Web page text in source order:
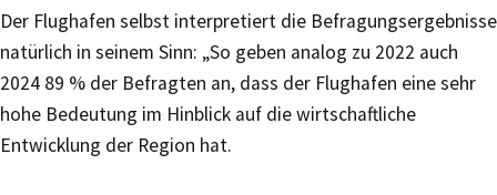
Der Flughafen selbst interpretiert die Befragungsergebnisse
natürlich in seinem Sinn: „So geben analog zu 2022 auch
2024 89 % der Befragten an, dass der Flughafen eine sehr
hohe Bedeutung im Hinblick auf die wirtschaftliche
Entwicklung der Region hat.